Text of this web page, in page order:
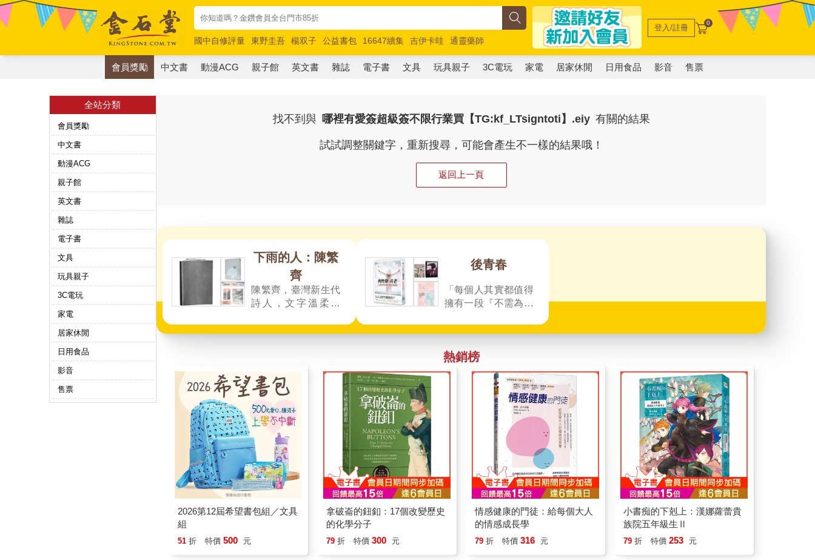
國中自修評量 東野圭吾 楊双子 公益書包 16647續集 吉伊卡哇
通靈藥師
唯紅花綻放
奧德賽 路邊攤新作 馬斯克 玩具總動員5 超慢跑
登入/註冊 0
會員獎勵 中文書 動漫ACG 親子館 英文書 雜誌 電子書 文具 玩具親子 3C電玩 家電 居家休閒 日用食品 影音 售票
全站分類
會員獎勵
中文書
動漫ACG
親子館
英文書
雜誌
電子書
文具
玩具親子
3C電玩
家電
居家休閒
日用食品
影音
售票
找不到與 哪裡有愛簽超級簽不限行業買【TG:kf_LTsigntoti】.eiy 有關的結果
試試調整關鍵字，重新搜尋，可能會產生不一樣的結果哦！
返回上一頁
下雨的人：陳繁
齊
陳繁齊，臺灣新生代
詩人，文字溫柔細
《脆弱練習》、《那
些最靠近你的》等詩
集，深受年輕讀者喜
愛。
後青春
「每個人其實都值得
擁有一段『不需為別
做。
熱銷榜
2026第12屆希望書包組／文具
組
51 折 特價 500 元
拿破崙的鈕釦：17個改變歷史
的化學分子
79 折 特價 300 元
情感健康的門徒：給每個大人
的情感成長學
79 折 特價 316 元
小書痴的下剋上：漢娜蘿蕾貴
族院五年級生Ⅱ
79 折 特價 253 元